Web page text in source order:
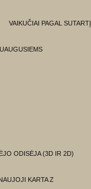
VAIKUČIAI PAGAL SUTARTĮ
ODISĖJA (3D IR 2D)
KARTA Z